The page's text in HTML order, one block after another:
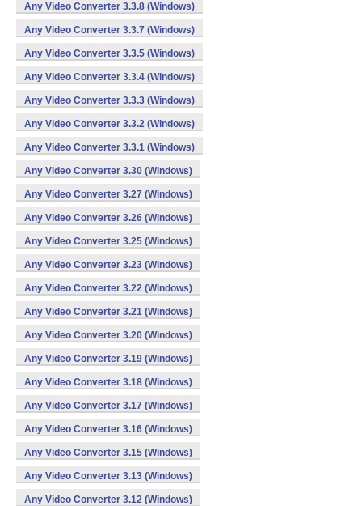
Any Video Converter 3.3.8 (Windows)
Any Video Converter 3.3.7 (Windows)
Any Video Converter 3.3.5 (Windows)
Any Video Converter 3.3.4 (Windows)
Any Video Converter 3.3.3 (Windows)
Any Video Converter 3.3.2 (Windows)
Any Video Converter 3.3.1 (Windows)
Any Video Converter 3.30 (Windows)
Any Video Converter 3.27 (Windows)
Any Video Converter 3.26 (Windows)
Any Video Converter 3.25 (Windows)
Any Video Converter 3.23 (Windows)
Any Video Converter 3.22 (Windows)
Any Video Converter 3.21 (Windows)
Any Video Converter 3.20 (Windows)
Any Video Converter 3.19 (Windows)
Any Video Converter 3.18 (Windows)
Any Video Converter 3.17 (Windows)
Any Video Converter 3.16 (Windows)
Any Video Converter 3.15 (Windows)
Any Video Converter 3.13 (Windows)
Any Video Converter 3.12 (Windows)